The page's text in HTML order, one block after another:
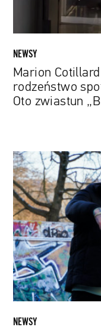
latach.
Oto
„Brother
and
Sister”
NEWSY
Marion
rodzeństwo
Oto zwiastun
Białas
wspiera
podopiecznych
Fundacji
Rak'N'Roll.
Jak
powstał
klip
do
specjalnego
utworu
rapera?
NEWSY